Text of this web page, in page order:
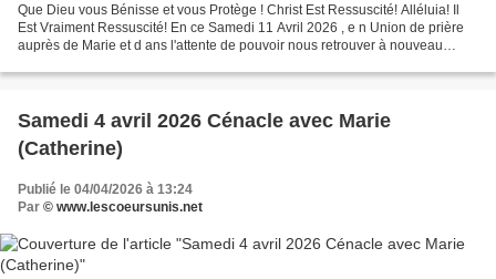
Que Dieu vous Bénisse et vous Protège ! Christ Est Ressuscité! Alléluia! Il
Est Vraiment Ressuscité! En ce Samedi 11 Avril 2026 , e n Union de prière
auprès de Marie et d ans l'attente de pouvoir nous retrouver à nouveau
Samedi 4 avril 2026 Cénacle avec Marie
(Catherine)
Publié le 04/04/2026 à 13:24
Par © www.lescoeursunis.net